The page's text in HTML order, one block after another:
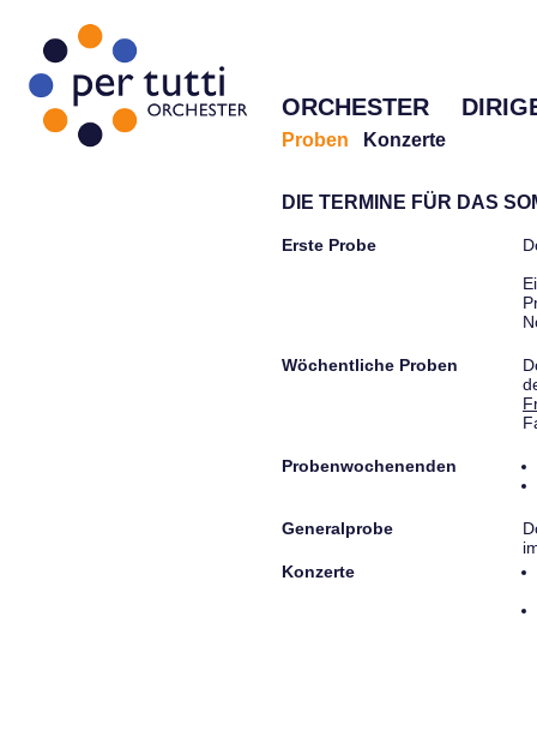
ORCHESTER
Proben Konzerte
DIE TERMINE FÜR DAS
Erste Probe
Wöchentliche Proben
Probenwochenenden
Generalprobe
Konzerte